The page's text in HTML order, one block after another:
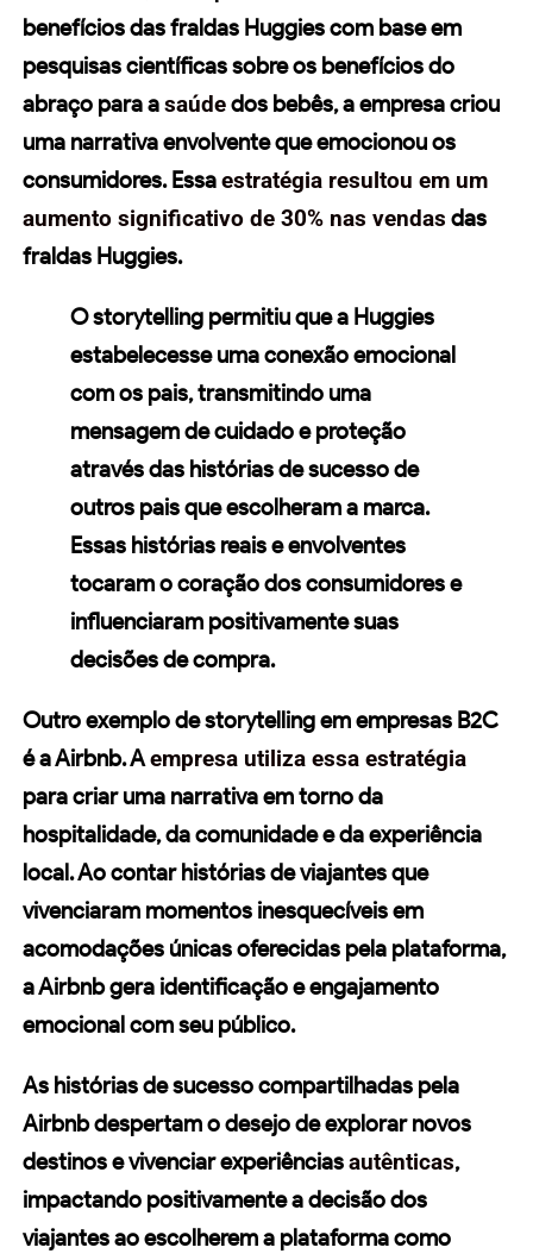
benefícios das fraldas Huggiescom base em
pesquisas científicas sobre os benefícios do
abraço para asaúdedos bebês, a empresa criou
uma narrativaenvolvente que emocionou os
consumidores. Essaestratégia resultou em um
aumento significativo de 30% nas vendas das
fraldas Huggies.
O storytelling permitiu que a Huggies
estabelecesse umaconexão emocional
com os pais, transmitindo uma
mensagem de cuidado e proteção
através das histórias de sucessode
outros pais que escolheram a marca.
Essas histórias reais e envolventes
tocaram o coração dos consumidores e
influenciaram positivamente suas
decisões de compra.
Outro exemplo de storytelling em empresas B2C
é aAirbnb. Aempresa utiliza essa estratégia
para criar uma narrativa em torno da
hospitalidade, da comunidade e da experiência
local. Ao contar histórias de viajantes que
vivenciaram momentos inesquecíveis em
acomodações únicas oferecidas pela plataforma,
aAirbnbgera identificação eengajamento
emocional com seu público.
As histórias de sucessocompartilhadas pela
Airbnb despertam o desejo de explorar novos
destinos e vivenciar experiênciasautênticas,
impactando positivamente a decisão dos
viajantes ao escolherem a plataforma como